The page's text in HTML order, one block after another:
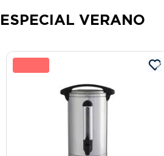
ESPECIAL VERANO
%